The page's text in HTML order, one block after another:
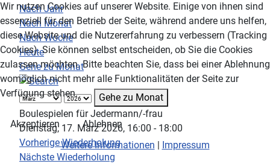
Nach Jahr
Nach Monat
Nach Woche
Heute
Gehe zu Monat
Gehe zu Monat
Boulespielen für Jedermann/-frau
Dienstag, 17. März 2026, 16:00 - 18:00
Vorherige Wiederholung
Nächste Wiederholung
Wir nutzen Cookies auf unserer Website. Einige von ihnen sind
essenziell für den Betrieb der Seite, während andere uns helfen,
diese Website und die Nutzererfahrung zu verbessern (Tracking
Cookies). Sie können selbst entscheiden, ob Sie die Cookies
zulassen möchten. Bitte beachten Sie, dass bei einer Ablehnung
womöglich nicht mehr alle Funktionalitäten der Seite zur
Verfügung stehen.
Akzeptieren
Ablehnen
Weitere Informationen | Impressum